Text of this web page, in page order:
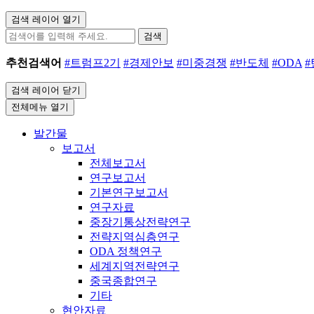
검색 레이어 열기
검색
추천검색어 #트럼프2기 #경제안보 #미중경쟁 #반도체 #ODA #
검색 레이어 닫기
전체메뉴 열기
발간물
보고서
전체보고서
연구보고서
기본연구보고서
연구자료
중장기통상전략연구
전략지역심층연구
ODA 정책연구
세계지역전략연구
중국종합연구
기타
현안자료